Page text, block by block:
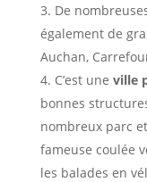
De
également de
Auchan,
C’est une ville
bonnes
nombreux parc
fameuse coulée
les balades en